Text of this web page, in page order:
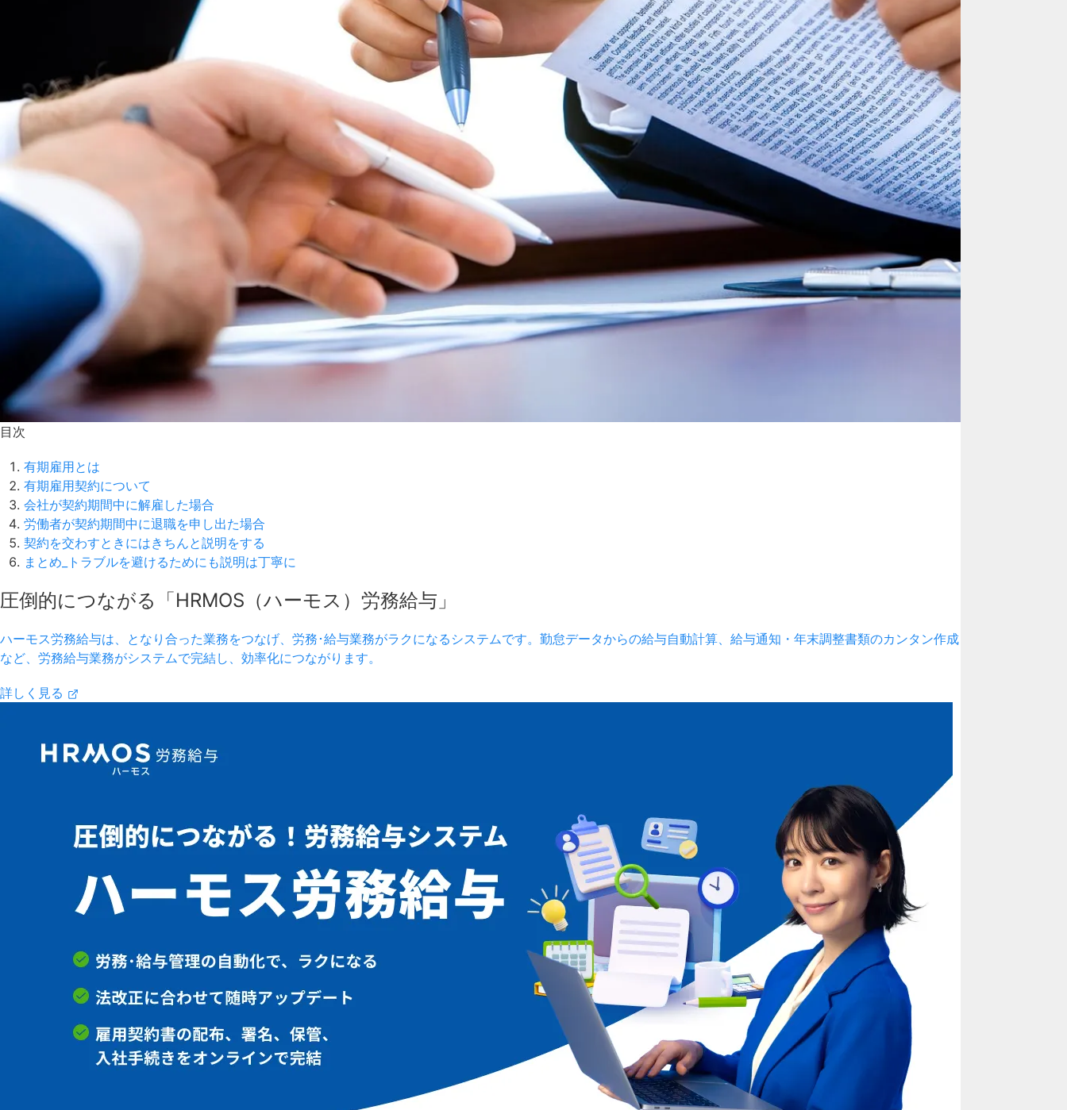
目次
有期雇用とは
有期雇用契約について
会社が契約期間中に解雇した場合
労働者が契約期間中に退職を申し出た場合
契約を交わすときにはきちんと説明をする
まとめ_トラブルを避けるためにも説明は丁寧に
圧倒的につながる「HRMOS（ハーモス）労務給与」
ハーモス労務給与は、となり合った業務をつなげ、労務･給与業務がラクになるシステムです。勤怠データからの給与自動計算、給与通知・年末調整書類のカンタン作成
など、労務給与業務がシステムで完結し、効率化につながります。
詳しく見る